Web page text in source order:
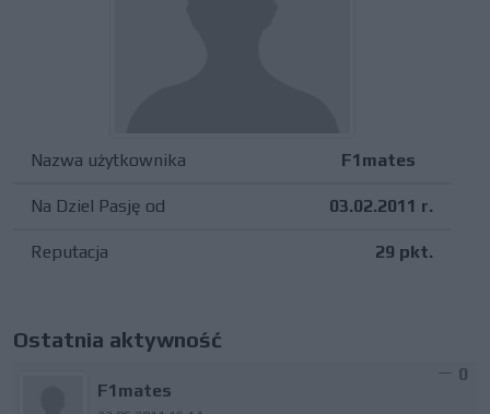
Nazwa użytkownika F1mates
Na Dziel Pasję od 03.02.2011 r.
Reputacja 29 pkt.
Ostatnia aktywność
F1mates
0